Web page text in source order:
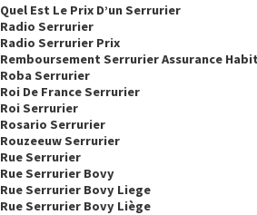
Quel Est Le Prix D’un Serrurier
Radio Serrurier
Radio Serrurier Prix
Remboursement Serrurier Assurance
Roba Serrurier
Roi De France Serrurier
Roi Serrurier
Rosario Serrurier
Rouzeeuw Serrurier
Rue Serrurier
Rue Serrurier Bovy
Rue Serrurier Bovy Liege
Rue Serrurier Bovy Liège